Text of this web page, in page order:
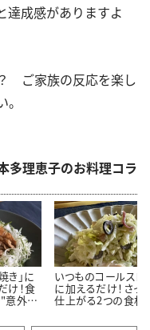
達成感がありますよ
ご家族の反応を楽し
多理恵子のお料理コラ
き」に
け！食
意外な
いつものコールスロ
に加えるだけ！さっ
仕上がる2つの食材